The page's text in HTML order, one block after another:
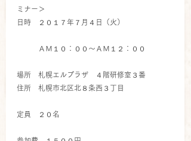
ミナー＞
日時　２０１７年７月４日（火）
ＡＭ１０：００～ＡＭ１２：００
場所　札幌エルプラザ　４階研修室３番
住所　札幌市北区北８条西３丁目
定員　２０名